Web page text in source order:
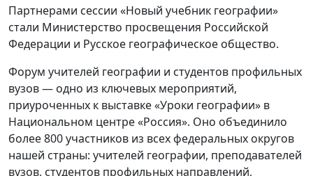
Партнерами сессии «Новый учебник географии»
стали Министерство просвещения Российской
Федерации и Русское географическое общество.
Форум учителей географии и студентов профильных
вузов — одно из ключевых мероприятий,
приуроченных к выставке «Уроки географии» в
Национальном центре «Россия». Оно объединило
более 800 участников из всех федеральных округов
нашей страны: учителей географии, преподавателей
вузов, студентов профильных направлений,